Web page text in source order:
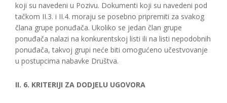
koji su navedeni u Pozivu. Dokumenti koji su navedeni pod
tačkom II.3. i II.4. moraju se posebno pripremiti za svakog
člana grupe ponuđača. Ukoliko se jedan član grupe
ponuđača nalazi na konkurentskoj listi ili na listi nepodobnih
ponuđača, takvoj grupi neće biti omogućeno učestvovanje
u postupcima nabavke Društva.
II. 6. KRITERIJI ZA DODJELU UGOVORA